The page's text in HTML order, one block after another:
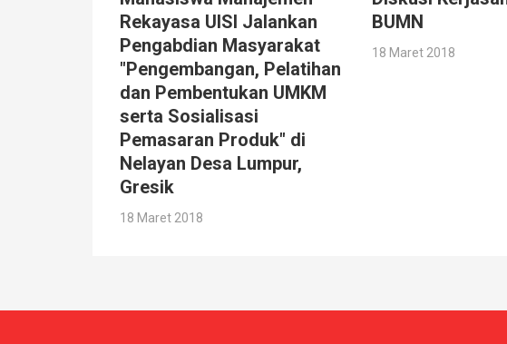
Rekayasa UISI Jalankan
Pengabdian Masyarakat
"Pengembangan, Pelatihan
dan Pembentukan UMKM
serta Sosialisasi
Pemasaran Produk" di
Nelayan Desa Lumpur,
Gresik
18 Maret 2018
BUMN
18 Maret 2018